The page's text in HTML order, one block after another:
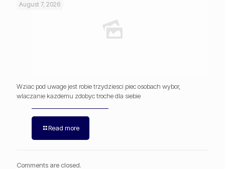
August 7, 2026
Wziac pod uwage jest robie trzydziesci piec osobach wybor,
wlaczanie kazdemu zdobyc troche dla siebie
Read more
Comments are closed.